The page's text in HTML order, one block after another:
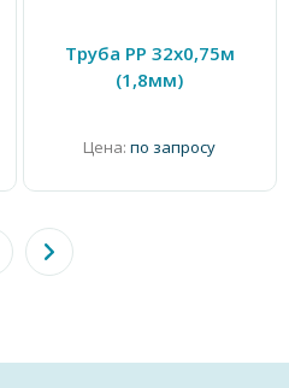
Труба PP 32х0,75м
(1,8мм)
Цена: по запросу